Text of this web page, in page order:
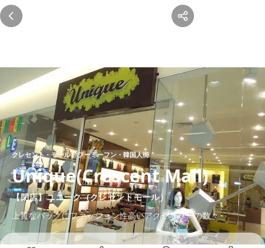
ユニーク（クレセントモール） は閉店しまし
クレセント・モール フーミーフン・韓国人街
Unique(Crescent Mall)
【閉店】ユニーク（クレセントモール）
上質なバッグにファッション性高いアクセサリーの数々